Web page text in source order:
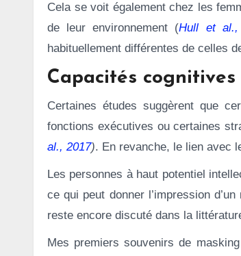
Cela se voit également chez les
de leur environnement (Hull et
habituellement différentes de celles
Capacités
Certaines études suggèrent que
fonctions exécutives ou certaines
al., 2017). En revanche, le lien avec
Les personnes à haut potentiel
ce qui peut donner l’impression
reste encore discuté dans la
Mes premiers souvenirs de